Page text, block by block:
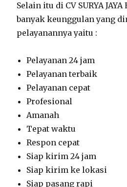
Selain itu di CV SURYA
banyak keunggulan yang
pelayanannya yaitu :
Pelayanan 24 jam
Pelayanan terbaik
Pelayanan cepat
Profesional
Amanah
Tepat waktu
Respon cepat
Siap kirim 24 jam
Siap kirim ke lokasi
Siap pasang rapi